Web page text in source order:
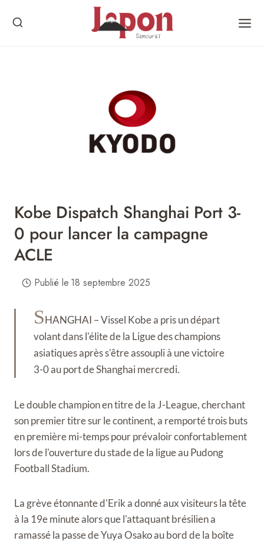
Kobe Dispatch Shanghai Port 3-
0 pour lancer la campagne
ACLE
Publié le 18 septembre 2025
SHANGHAI – Vissel Kobe a pris un départ
volant dans l'élite de la Ligue des champions
asiatiques après s'être assoupli à une victoire
3-0 au port de Shanghai mercredi.
Le double champion en titre de la J-League, cherchant
son premier titre sur le continent, a remporté trois buts
en première mi-temps pour prévaloir confortablement
lors de l'ouverture du stade de la ligue au Pudong
Football Stadium.
La grève étonnante d'Erik a donné aux visiteurs la tête
à la 19e minute alors que l'attaquant brésilien a
ramassé la passe de Yuya Osako au bord de la boîte